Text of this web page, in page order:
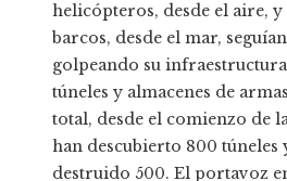
helicópteros, desde el aire, y
barcos, desde el mar, seguían
golpeando su
túneles y almacenes de
total, desde el comienzo de
han descubierto 800 túneles
destruido 500. El portavoz